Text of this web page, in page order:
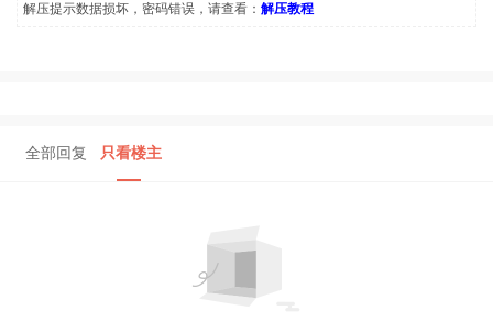
解压提示数据损坏，密码错误，请查看： 解压教程
全部回复 只看楼主